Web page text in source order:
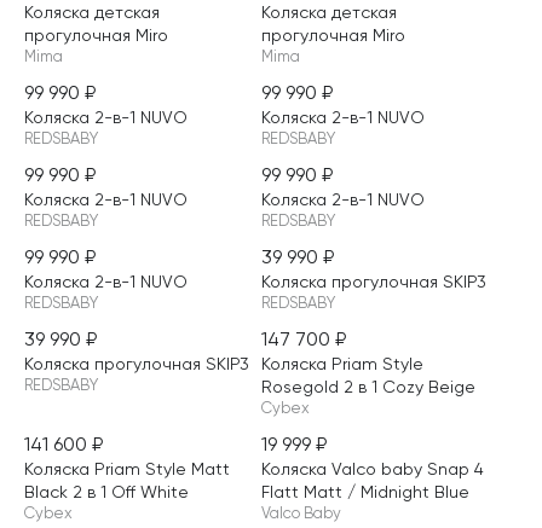
Коляска детская
прогулочная Miro
Mima
Коляска детская
прогулочная Miro
Mima
НОВИНКА
99 990 ₽
Коляска 2-в-1 NUVO
REDSBABY
НОВИНКА
99 990 ₽
Коляска 2-в-1 NUVO
REDSBABY
НОВИНКА
99 990 ₽
Коляска 2-в-1 NUVO
REDSBABY
НОВИНКА
99 990 ₽
Коляска 2-в-1 NUVO
REDSBABY
НОВИНКА
99 990 ₽
Коляска 2-в-1 NUVO
REDSBABY
НОВИНКА
39 990 ₽
Коляска прогулочная SKIP3
REDSBABY
НОВИНКА
39 990 ₽
Коляска прогулочная SKIP3
REDSBABY
НОВИНКА
147 700 ₽
Коляска Priam Style
Rosegold 2 в 1 Cozy Beige
Cybex
НОВИНКА
141 600 ₽
Коляска Priam Style Matt
Black 2 в 1 Off White
Cybex
НОВИНКА
19 999 ₽
Коляска Valco baby Snap 4
Flatt Matt / Midnight Blue
Valco Baby